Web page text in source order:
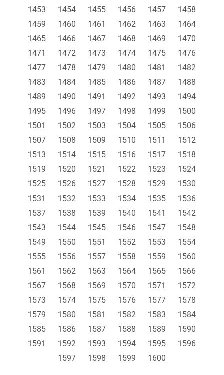
1453
1454 1455 1456 1457
1458
1459
1460 1461 1462 1463
1464
1465
1466 1467 1468 1469
1470
1471
1472 1473 1474 1475
1476
1477
1478 1479 1480 1481
1482
1483
1484 1485 1486 1487
1488
1489
1490 1491 1492 1493
1494
1495
1496 1497 1498 1499
1500
1501
1502 1503 1504 1505
1506
1507
1508 1509 1510 1511
1512
1513
1514 1515 1516 1517
1518
1519
1520 1521 1522 1523
1524
1525
1526 1527 1528 1529
1530
1531
1532 1533 1534 1535
1536
1537
1538 1539 1540 1541
1542
1543
1544 1545 1546 1547
1548
1549
1550 1551 1552 1553
1554
1555
1556 1557 1558 1559
1560
1561
1562 1563 1564 1565
1566
1567
1568 1569 1570 1571
1572
1573
1574 1575 1576 1577
1578
1579
1580 1581 1582 1583
1584
1585
1586 1587 1588 1589
1590
1591
1592 1593 1594 1595
1596
1597
1598 1599 1600